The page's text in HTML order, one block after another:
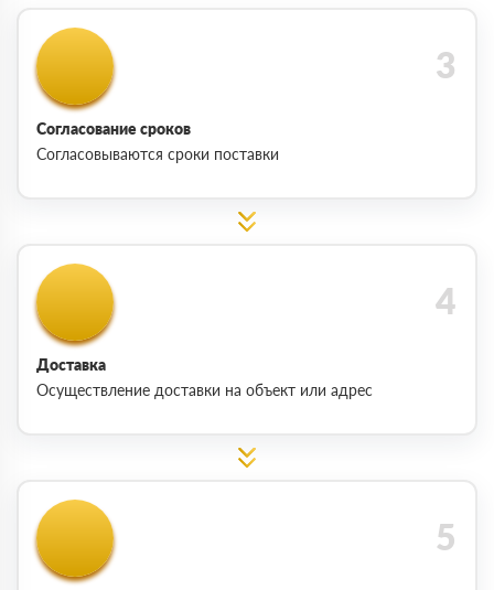
Согласование сроков
Согласовываются сроки поставки
Доставка
Осуществление доставки на объект или адрес